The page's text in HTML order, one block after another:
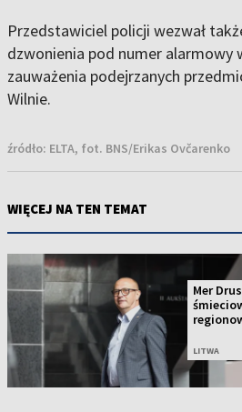
Przedstawiciel policji wezwał
dzwonienia pod numer alarmowy
zauważenia podejrzanych
Wilnie.
źródło: ELTA, fot. BNS/Erikas Ovčarenko
WIĘCEJ NA TEN TEMAT
Mer
LITWA